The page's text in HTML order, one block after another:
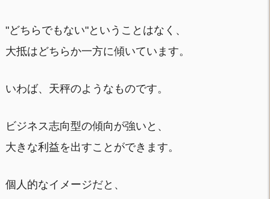
"どちらでもない"ということはなく、
大抵はどちらか一方に傾いています。
いわば、天秤のようなものです。
ビジネス志向型の傾向が強いと、
大きな利益を出すことができます。
個人的なイメージだと、